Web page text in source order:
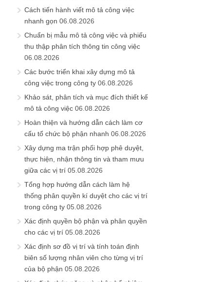
mô tả công việc 06.08.2026
cấu tổ chức bộ phận nhanh 06.08.2026
giữa các vị trí 05.08.2026
thống phân quyền kí duyệt cho các vị trí
trong công ty 05.08.2026
Xác định quyền bộ phận và phân quyền
cho các vị trí 05.08.2026
Xác định sơ đồ vị trí và tính toán định
biên số lượng nhân viên cho từng vị trí
của bộ phận 05.08.2026
Xác định chức năng và phân bổ nhiệm
vụ cho vị trí 05.08.2026
bộ phận 04.08.2026
bộ phận 04.08.2026